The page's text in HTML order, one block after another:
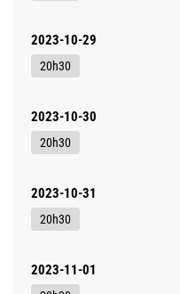
2023-10-29
20h30
2023-10-30
20h30
2023-10-31
20h30
2023-11-01